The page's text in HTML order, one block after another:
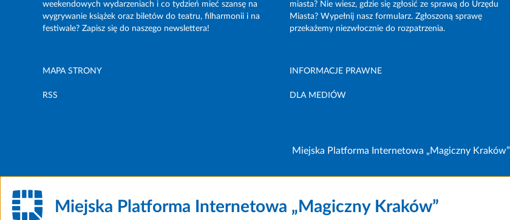
weekendowych wydarzeniach i co tydzień mieć szansę na
wygrywanie książek oraz biletów do teatru, filharmonii i na
festiwale? Zapisz się do naszego newslettera!
miasta? Nie wiesz, gdzie się zgłosić ze sprawą do Urzędu
Miasta? Wypełnij nasz formularz. Zgłoszoną sprawę
przekażemy niezwłocznie do rozpatrzenia.
MAPA STRONY INFORMACJE PRAWNE
RSS DLA MEDIÓW
Miejska Platforma Internetowa „Magiczny Kraków”
Miejska Platforma Internetowa „Magiczny Kraków”